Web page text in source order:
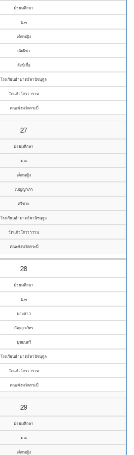
มัธยมศึกษา
ม.๓
เด็กหญิง
ณัฐนิชา
สังข์เกื้อ
โรงเรียนอำมาตย์พานิชนุกูล
วัดแก้วโกรวาราม
คณะจังหวัดกระบี่
27
มัธยมศึกษา
ม.๓
เด็กหญิง
เบญญาภา
ศรีชาย
โรงเรียนอำมาตย์พานิชนุกูล
วัดแก้วโกรวาราม
คณะจังหวัดกระบี่
28
มัธยมศึกษา
ม.๓
นางสาว
กัญญาภัทร
มุขมนตรี
โรงเรียนอำมาตย์พานิชนุกูล
วัดแก้วโกรวาราม
คณะจังหวัดกระบี่
29
มัธยมศึกษา
ม.๓
เด็กหญิง